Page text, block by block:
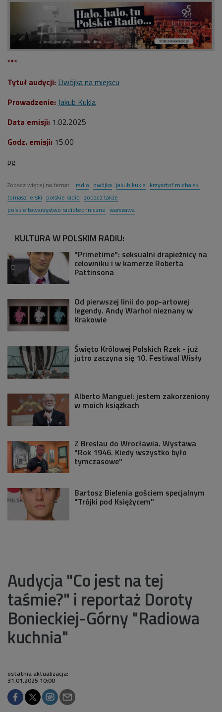
***
Tytuł audycji: Dwójka na miejscu
Prowadzenie: Jakub Kukla
Data emisji: 1.02.2025
Godz. emisji: 15.00
pg
Zobacz więcej na temat: radio dwójka jakub kukla krzysztof michalski
tomasz lerski polskie radio zobacz także
polskie towarzystwo radiotechniczne warszawa
KULTURA W POLSKIM RADIU:
"Primetime": seksualni drapieżnicy na
celowniku i w kamerze Roberta
Pattinsona
Od pierwszej linii do pop-artowej
legendy. Andy Warhol nieznany w
Krakowie
Święto Królowej Polskich Rzek - już
jutro zaczyna się 10. Festiwal Wisły
Alberto Manguel: jestem zakorzeniony
w moich książkach
Z Breslau do Wrocławia. Wystawa
"Rok 1946. Kiedy wszystko było
tymczasowe"
Bartosz Bielenia gościem specjalnym
"Trójki pod Księżycem"
Audycja "Co jest na tej
taśmie?" i reportaż Doroty
Bonieckiej-Górny "Radiowa
kuchnia"
ostatnia aktualizacja:
31.01.2025 10:00